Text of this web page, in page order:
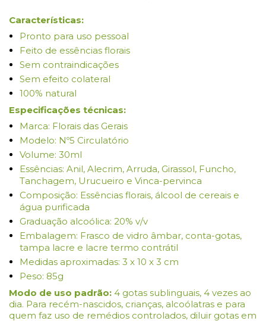
Características:
Pronto para uso pessoal
Feito de essências florais
Sem contraindicações
Sem efeito colateral
100% natural
Especificações técnicas:
Marca: Florais das Gerais
Modelo: Nº5 Circulatório
Volume: 30ml
Essências: Anil, Alecrim, Arruda, Girassol, Funcho,
Tanchagem, Urucueiro e Vinca-pervinca
Composição: Essências florais, álcool de cereais e
água purificada
Graduação alcoólica: 20% v/v
Embalagem: Frasco de vidro âmbar, conta-gotas,
tampa lacre e lacre termo contrátil
Medidas aproximadas: 3 x 10 x 3 cm
Peso: 85g
Modo de uso padrão: 4 gotas sublinguais, 4 vezes ao
dia. Para recém-nascidos, crianças, alcoólatras e para
quem faz uso de remédios controlados, diluir gotas em